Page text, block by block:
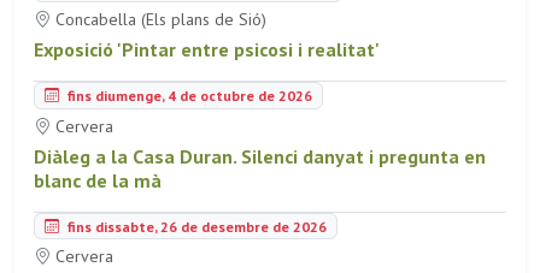
Concabella (Els plans de Sió)
Exposició 'Pintar entre psicosi i realitat'
fins diumenge, 4 de octubre de 2026
Cervera
Diàleg a la Casa Duran. Silenci danyat i pregunta en
blanc de la mà
fins dissabte, 26 de desembre de 2026
Cervera